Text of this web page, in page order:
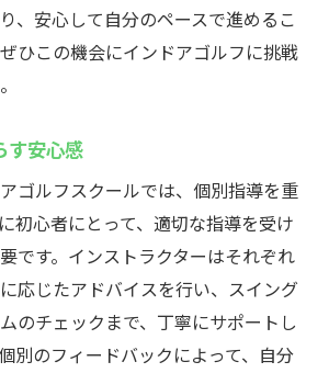
、安心して自分のペースで進めるこ
ひこの機会にインドアゴルフに挑戦
す安心感
ゴルフスクールでは、個別指導を重
初心者にとって、適切な指導を受け
です。インストラクターはそれぞれ
応じたアドバイスを行い、スイング
のチェックまで、丁寧にサポートし
別のフィードバックによって、自分